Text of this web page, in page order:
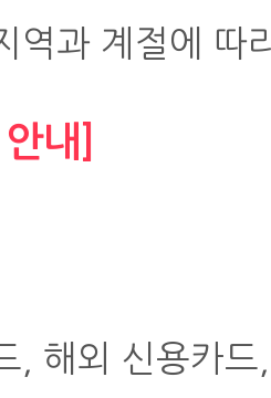
역과 계절에 따
내]
, 해외 신용카